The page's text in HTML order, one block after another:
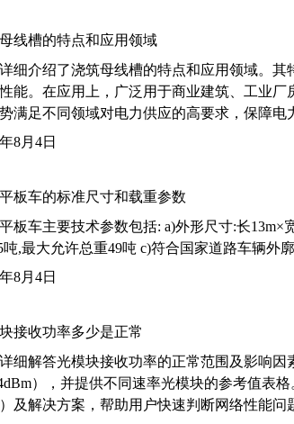
线槽的特点和应用领域
细介绍了浇筑母线槽的特点和应用领域。
能。在应用上，广泛用于商业建筑、工业
满足不同领域对电力供应的高要求，保障电
8月4日
板车的标准尺寸和载重参数
板车主要技术参数包括: a)外形尺寸:长13m×
吨,最大允许总重49吨 c)符合国家道路车辆外
8月4日
接收功率多少是正常
细解答光模块接收功率的正常范围及影响
），并提供不同速率光模块的参考值表
及解决方案，帮助用户快速判断网络性能问